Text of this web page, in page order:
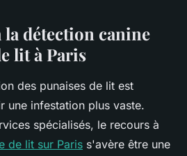
détection canine
lit à Paris
des punaises de lit est
une infestation plus vaste.
spécialisés, le recours à
de lit sur Paris s'avère être une